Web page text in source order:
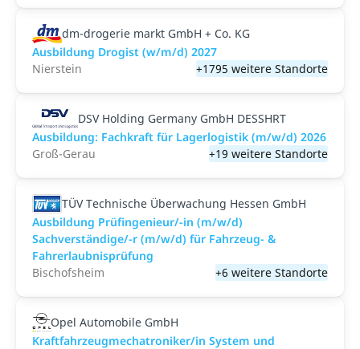
dm-drogerie markt GmbH + Co. KG
Ausbildung Drogist (w/m/d) 2027
Nierstein
+1795 weitere Standorte
DSV Holding Germany GmbH DESSHRT
Ausbildung: Fachkraft für Lagerlogistik (m/w/d) 2026
Groß-Gerau
+19 weitere Standorte
TÜV Technische Überwachung Hessen GmbH
Ausbildung Prüfingenieur/-in (m/w/d)
Sachverständige/-r (m/w/d) für Fahrzeug- &
Fahrerlaubnisprüfung
Bischofsheim
+6 weitere Standorte
Opel Automobile GmbH
Kraftfahrzeugmechatroniker/in System und